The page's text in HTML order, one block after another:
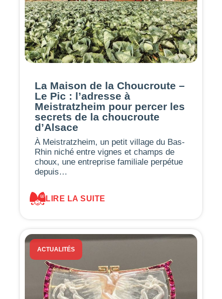
La Maison de la Choucroute –
Le Pic : l’adresse à
Meistratzheim pour percer les
secrets de la choucroute
d’Alsace
À Meistratzheim, un petit village du Bas-
Rhin niché entre vignes et champs de
choux, une entreprise familiale perpétue
depuis…
LIRE LA SUITE
ACTUALITÉS